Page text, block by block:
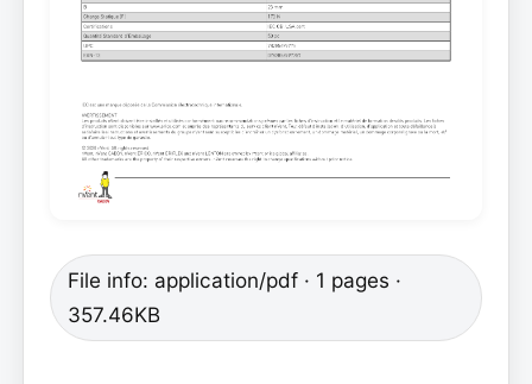
File info: application/pdf · 1 pages ·
357.46KB